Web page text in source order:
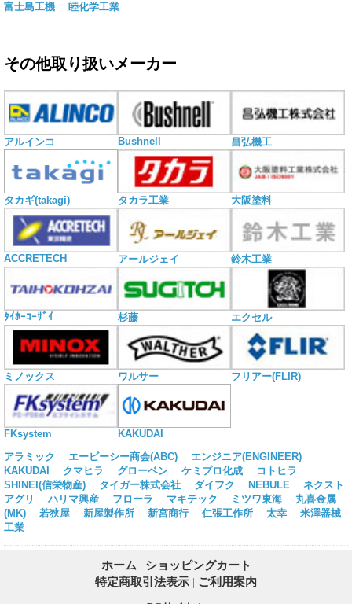
富士島工機
睦化学工業
その他取り扱いメーカー
アルインコ Bushnell 昌弘機工
タカギ(takagi) タカラ工業 大阪塗料
ACCRETECH アールジェイ 鈴木工業
ﾀｲﾎｰｺｰｻﾞｲ 杉藤 エクセル
ミノックス ワルサー フリアー(FLIR)
FKsystem
KAKUDAI
アラミック
エービーシー商会(ABC)
エンジニア(ENGINEER)
KAKUDAI
クマヒラ グローベン ケミプロ化成
コトヒラ
SHINEI(信栄物産)
タイガー株式会社 ダイフク NEBULE
ネクスト
アグリ
ハリマ興産 フローラ マキテック ミツワ東海
丸喜金属
(MK)
若狭屋 新屋製作所 新宮商行 仁張工作所 太幸
米澤器械
工業
ホーム | ショッピングカート
特定商取引法表示 | ご利用案内